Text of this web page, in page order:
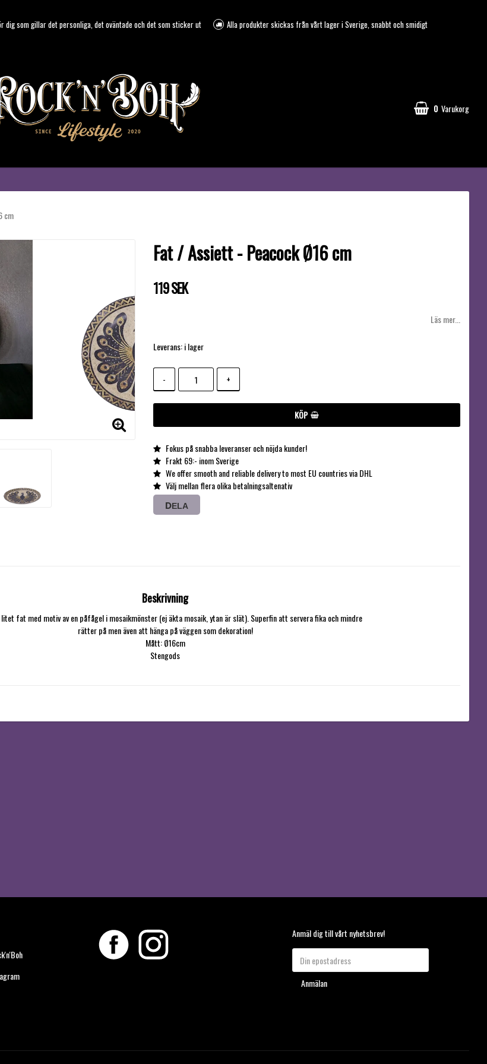
som gillar det personliga, det oväntade och det som sticker ut
Alla produkter skickas från vårt lager i Sverige, snabbt och smidigt
0 Varukorg
cm
Fat / Assiett - Peacock Ø16 cm
119 SEK
Läs mer...
Leverans:i lager
- +
KÖP
Fokus på snabba leveranser och nöjda kunder!
Frakt 69:- inom Sverige
We offer smooth and reliable delivery to most EU countries via DHL
Välj mellan flera olika betalningsaltenativ
DELA
Beskrivning
fat med motiv av en påfågel i mosaikmönster (ej äkta mosaik, ytan är slät). Superfin att servera fika och mindre
rätter på men även att hänga på väggen som dekoration!
Mått: Ø16cm
Stengods
Anmäl dig till vårt nyhetsbrev!
Anmälan